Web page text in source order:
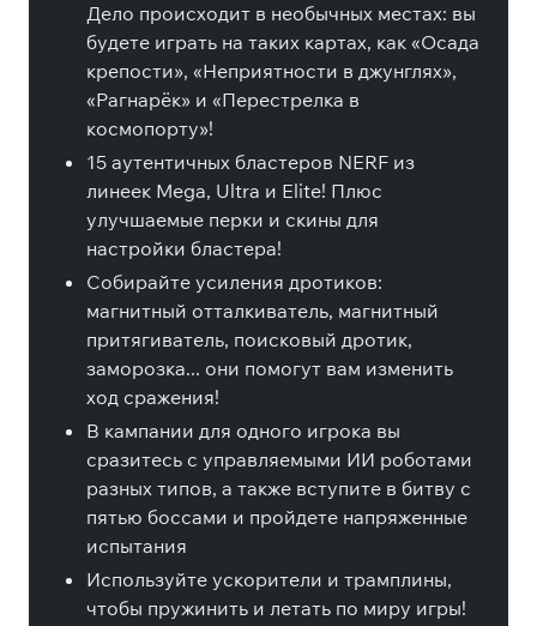
Дело происходит в необычных местах: вы
будете играть на таких картах, как «Осада
крепости», «Неприятности в джунглях»,
«Рагнарёк» и «Перестрелка в
космопорту»!
15 аутентичных бластеров NERF из
линеек Mega, Ultra и Elite! Плюс
улучшаемые перки и скины для
настройки бластера!
Собирайте усиления дротиков:
магнитный отталкиватель, магнитный
притягиватель, поисковый дротик,
заморозка... они помогут вам изменить
ход сражения!
В кампании для одного игрока вы
сразитесь с управляемыми ИИ роботами
разных типов, а также вступите в битву с
пятью боссами и пройдете напряженные
испытания
Используйте ускорители и трамплины,
чтобы пружинить и летать по миру игры!